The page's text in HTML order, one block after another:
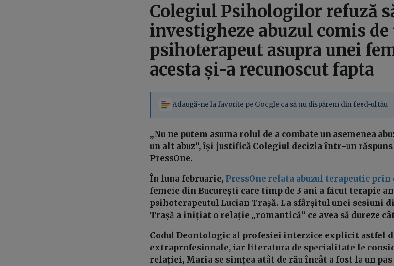
Colegiul Psihologilor refuză
investigheze abuzul comis de
psihoterapeut asupra unei
acesta și-a recunoscut fapta
Adaugă-ne la favorite pe Google ca să nu dispărem din feed-ul tău
„Nu ne putem asuma rolul de a combate un asemenea
un alt abuz”, își justifică Colegiul decizia într-un
PressOne.
În luna februarie, PressOne relata abuzul terapeutic
femeie din București care timp de 3 ani a făcut terapie
psihoterapeutul Lucian Trașă. La sfârșitul unei sesiuni
Trașă a inițiat o relație „romantică” ce avea să dureze
Codul Deontologic al profesiei interzice explicit astfel
extraprofesionale, iar literatura de specialitate le
relației, Maria se simțea atât de rău încât a fost la un